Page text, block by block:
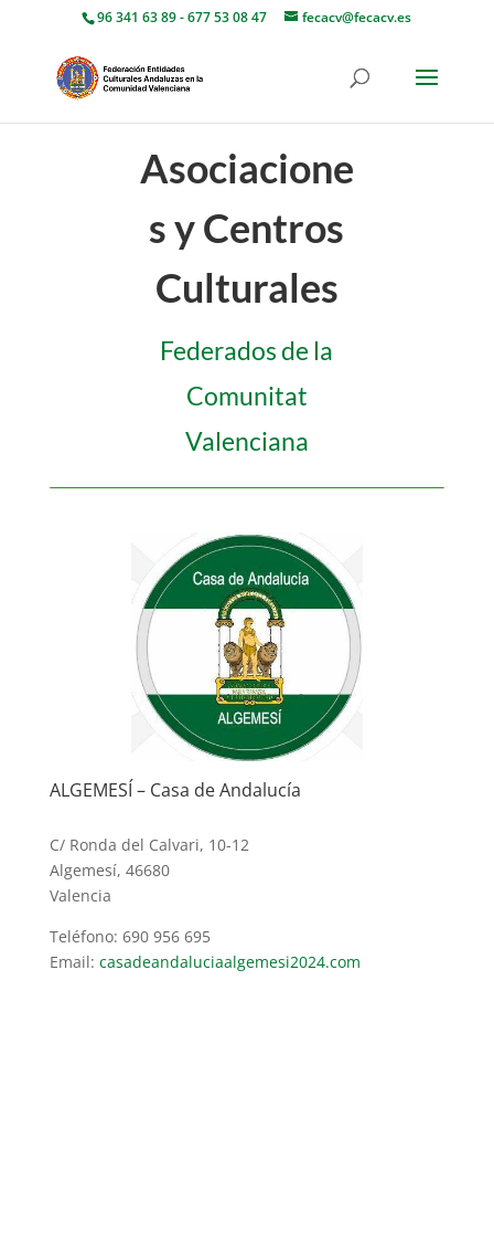
96 341 63 89 - 677 53 08 47 fecacv@fecacv.es
Asociacione
s y Centros
Culturales
Federados de la
Comunitat
Valenciana
ALGEMESÍ – Casa de Andalucía
C/ Ronda del Calvari, 10-12
Algemesí, 46680
Valencia
Teléfono: 690 956 695
Email: casadeandaluciaalgemesi2024.com